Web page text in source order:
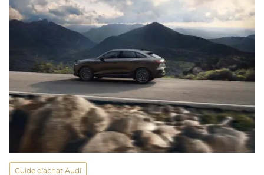
Guide d'achat Audi